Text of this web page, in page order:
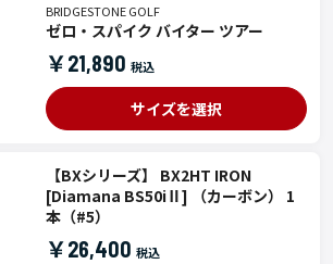
BRIDGESTONE GOLF
ゼロ・スパイク バイター ツアー
￥21,890
サイズを選択
【BXシリーズ】 BX2HT IRON
[Diamana BS50iⅡ] （カーボン） 1
本（#5）
￥26,400